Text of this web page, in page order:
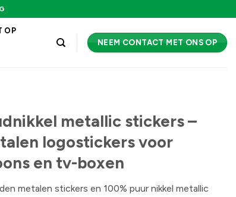
OP
NEEM CONTACT MET ONS OP
metallic stickers –
logostickers voor
en tv-boxen
metalen stickers en 100% puur nikkel metallic